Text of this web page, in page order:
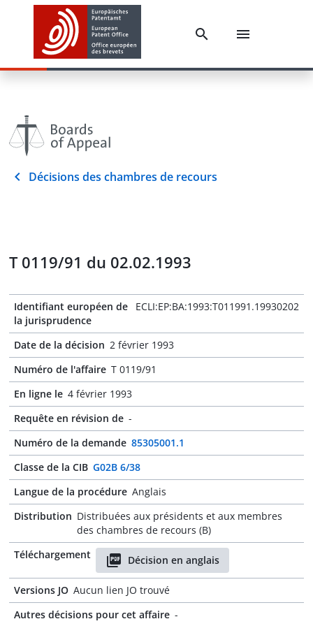
Décisions des chambres de recours
T 0119/91 du 02.02.1993
Identifiant européen de
la jurisprudence
ECLI:EP:BA:1993:T011991.19930202
Date de la décision 2 février 1993
Numéro de l'affaire T 0119/91
En ligne le 4 février 1993
Requête en révision de -
Numéro de la demande 85305001.1
Classe de la CIB G02B 6/38
Langue de la procédure Anglais
Distribution Distribuées aux présidents et aux membres
des chambres de recours (B)
Téléchargement
Décision en anglais
Versions JO Aucun lien JO trouvé
Autres décisions pour cet affaire -